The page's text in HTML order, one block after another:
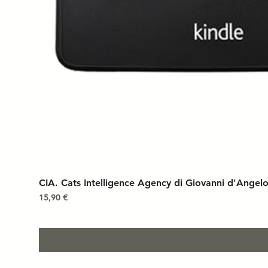
CIA. Cats Intelligence Agency di Giovanni d'Angelo
Prezzo
15,90 €